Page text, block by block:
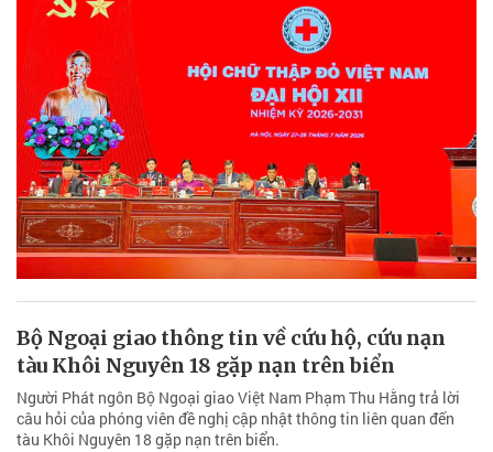
Bộ Ngoại giao thông tin về cứu hộ, cứu nạn
tàu Khôi Nguyên 18 gặp nạn trên biển
Người Phát ngôn Bộ Ngoại giao Việt Nam Phạm Thu Hằng trả lời
câu hỏi của phóng viên đề nghị cập nhật thông tin liên quan đến
tàu Khôi Nguyên 18 gặp nạn trên biển.